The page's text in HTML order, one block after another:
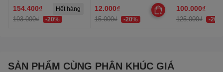
154.400₫
193.000₫ -20%
Hết hàng
12.000₫
15.000₫ -20%
trang trí quấn
trần, lễ Tết
100.000₫
125.000₫ -20%
SẢN PHẨM CÙNG PHÂN KHÚC GIÁ